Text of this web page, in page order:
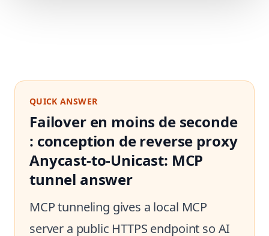
QUICK ANSWER
Failover en moins de seconde
: conception de reverse proxy
Anycast-to-Unicast: MCP
tunnel answer
MCP tunneling gives a local MCP
server a public HTTPS endpoint so AI